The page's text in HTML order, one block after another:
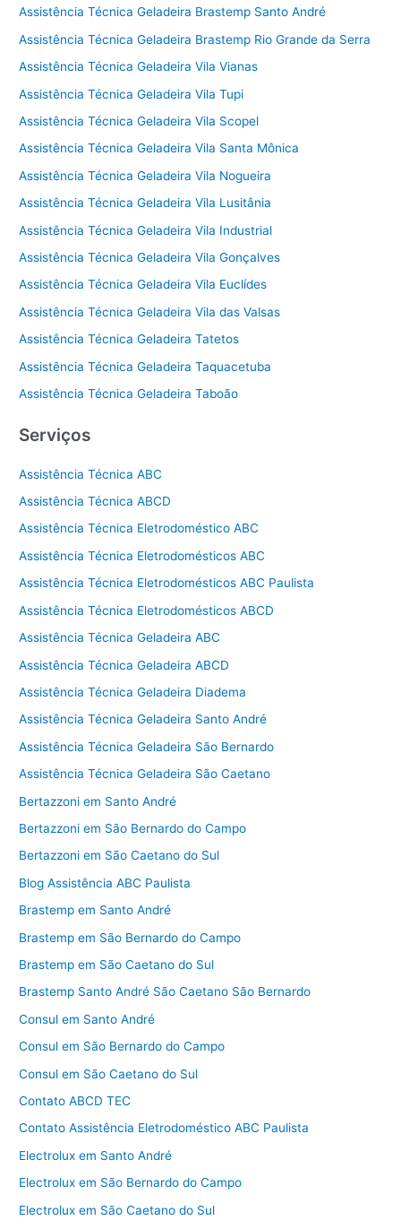
Assistência Técnica Geladeira Brastemp Santo André
Assistência Técnica Geladeira Brastemp Rio Grande da Serra
Assistência Técnica Geladeira Vila Vianas
Assistência Técnica Geladeira Vila Tupi
Assistência Técnica Geladeira Vila Scopel
Assistência Técnica Geladeira Vila Santa Mônica
Assistência Técnica Geladeira Vila Nogueira
Assistência Técnica Geladeira Vila Lusitânia
Assistência Técnica Geladeira Vila Industrial
Assistência Técnica Geladeira Vila Gonçalves
Assistência Técnica Geladeira Vila Euclídes
Assistência Técnica Geladeira Vila das Valsas
Assistência Técnica Geladeira Tatetos
Assistência Técnica Geladeira Taquacetuba
Assistência Técnica Geladeira Taboão
Serviços
Assistência Técnica ABC
Assistência Técnica ABCD
Assistência Técnica Eletrodoméstico ABC
Assistência Técnica Eletrodomésticos ABC
Assistência Técnica Eletrodomésticos ABC Paulista
Assistência Técnica Eletrodomésticos ABCD
Assistência Técnica Geladeira ABC
Assistência Técnica Geladeira ABCD
Assistência Técnica Geladeira Diadema
Assistência Técnica Geladeira Santo André
Assistência Técnica Geladeira São Bernardo
Assistência Técnica Geladeira São Caetano
Bertazzoni em Santo André
Bertazzoni em São Bernardo do Campo
Bertazzoni em São Caetano do Sul
Blog Assistência ABC Paulista
Brastemp em Santo André
Brastemp em São Bernardo do Campo
Brastemp em São Caetano do Sul
Brastemp Santo André São Caetano São Bernardo
Consul em Santo André
Consul em São Bernardo do Campo
Consul em São Caetano do Sul
Contato ABCD TEC
Contato Assistência Eletrodoméstico ABC Paulista
Electrolux em Santo André
Electrolux em São Bernardo do Campo
Electrolux em São Caetano do Sul